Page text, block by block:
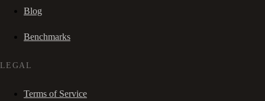
Blog
Benchmarks
LEGAL
Terms of Service